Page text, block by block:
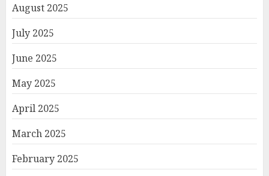
August 2025
July 2025
June 2025
May 2025
April 2025
March 2025
February 2025